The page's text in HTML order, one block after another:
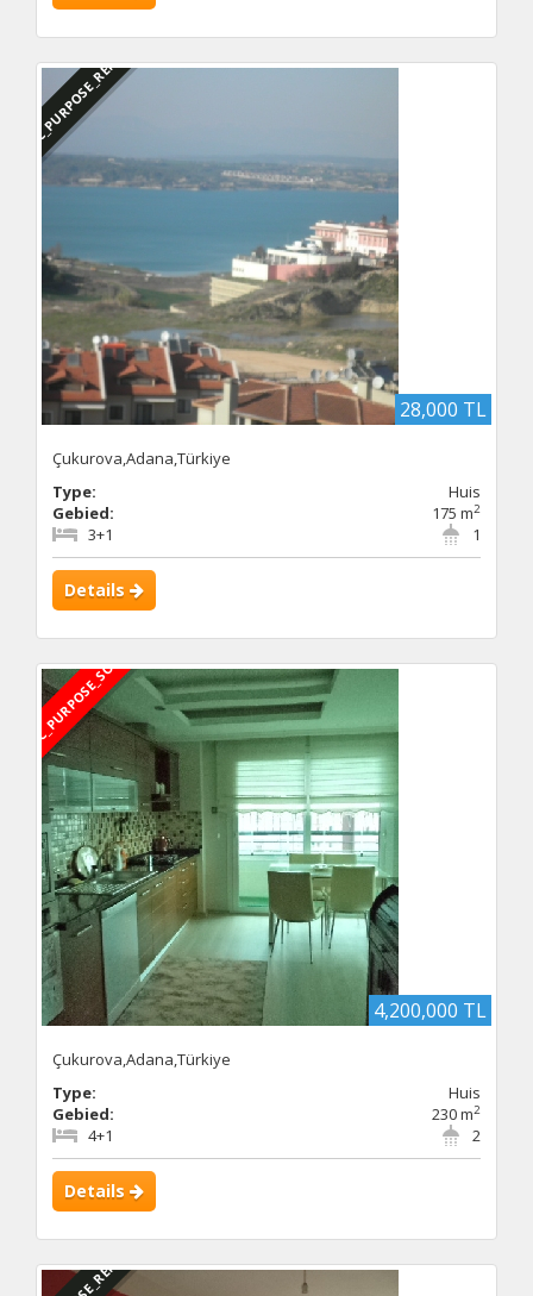
DBC_PURPOSE_RENTED
28,000 TL
Çukurova,Adana,Türkiye
Type:
Huis
Gebied:
175 m2
1
3+1
Details
DBC_PURPOSE_SOLD
4,200,000 TL
Çukurova,Adana,Türkiye
Type:
Huis
Gebied:
230 m2
2
4+1
Details